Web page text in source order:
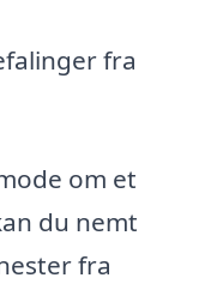
fra
om et
du nemt
fra